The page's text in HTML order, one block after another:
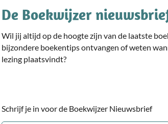
De Boekwijzer
Wil jij altijd op de hoogte zijn van de laatste
bijzondere boekentips ontvangen of weten
lezing plaatsvindt?
Schrijf je in voor de Boekwijzer Nieuwsbrief